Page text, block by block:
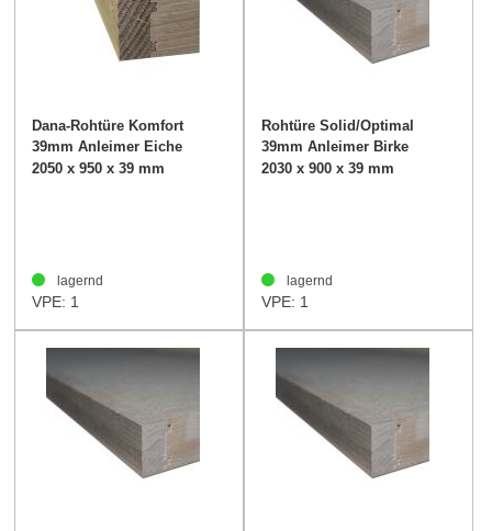
Dana-Rohtüre Komfort
39mm Anleimer Eiche
2050 x 950 x 39 mm
lagernd
VPE: 1
Rohtüre Solid/Optimal
39mm Anleimer Birke
2030 x 900 x 39 mm
lagernd
VPE: 1